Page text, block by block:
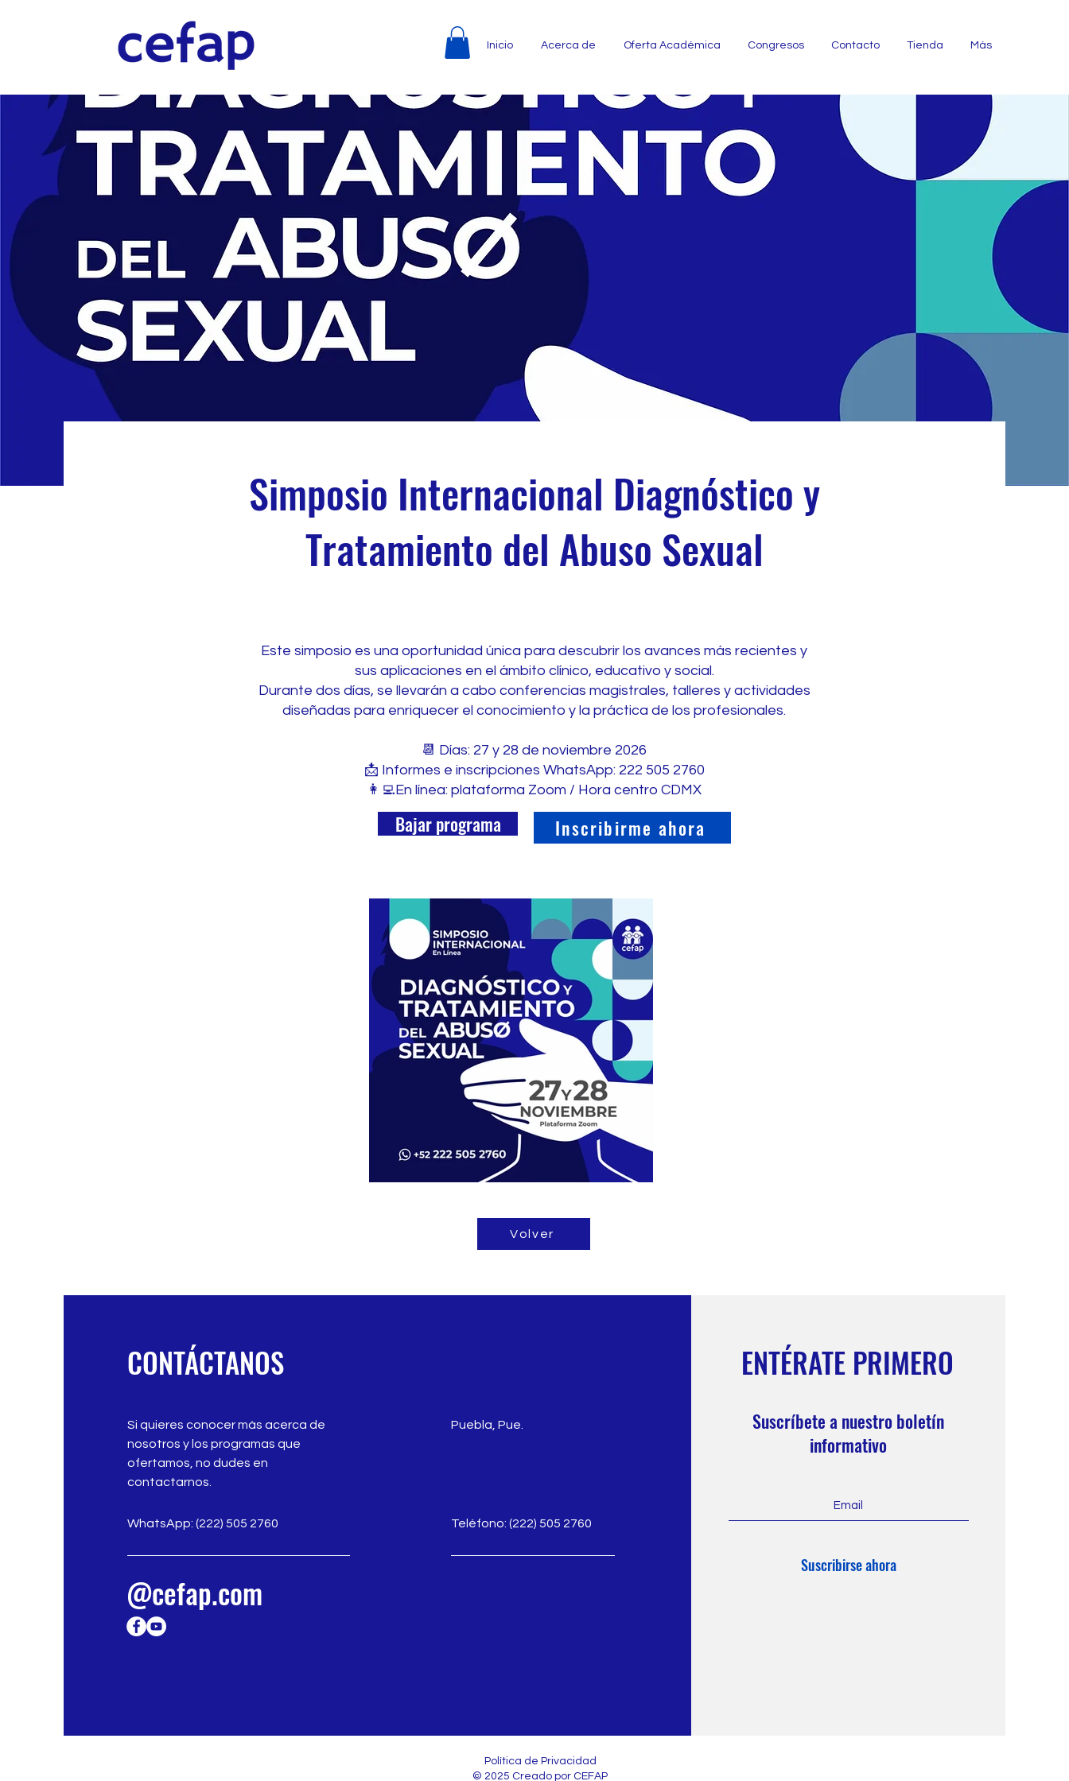
Inicio Acerca de Oferta Académica Congresos Contacto Tienda Más
Simposio Internacional Diagnóstico y
Tratamiento del Abuso Sexual
Este simposio es una oportunidad única para descubrir los avances más recientes y
sus aplicaciones en el ámbito clínico, educativo y social.
Durante dos días, se llevarán a cabo conferencias magistrales, talleres y actividades
diseñadas para enriquecer el conocimiento y la práctica de los profesionales.
📆 Días: 27 y 28 de noviembre 2026
📩 Informes e inscripciones WhatsApp: 222 505 2760
👩‍💻En línea: plataforma Zoom / Hora centro CDMX
Bajar programa Inscribirme ahora
Volver
CONTÁCTANOS
Si quieres conocer más acerca de
nosotros y los programas que
ofertamos, no dudes en
contactarnos.
WhatsApp: (222) 505 2760
Puebla, Pue.
Teléfono: (222) 505 2760
@cefap.com
ENTÉRATE PRIMERO
Suscríbete a nuestro boletín
informativo
Suscribirse ahora
Política de Privacidad
© 2025 Creado por CEFAP